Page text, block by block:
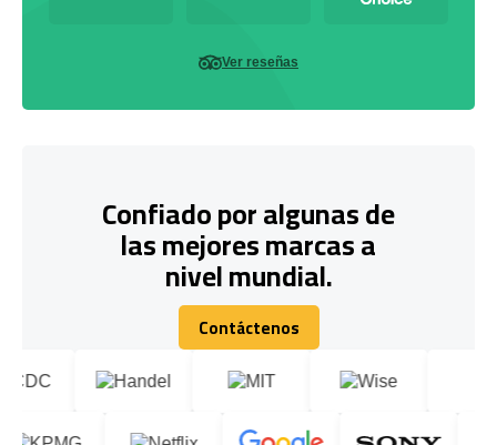
Ver reseñas
Confiado por algunas de
las mejores marcas a
nivel mundial.
Contáctenos
Contáctenos